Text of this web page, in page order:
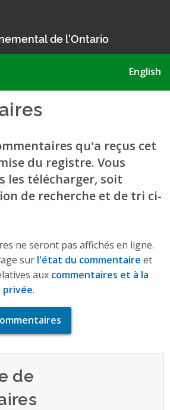
de l'Ontario
English
qu'a reçus cet
du registre. Vous
les télécharger, soit
de recherche et de tri ci-
ne seront pas affichés en ligne.
sur l'état du commentaire et
aux commentaires et à la
privée.
de